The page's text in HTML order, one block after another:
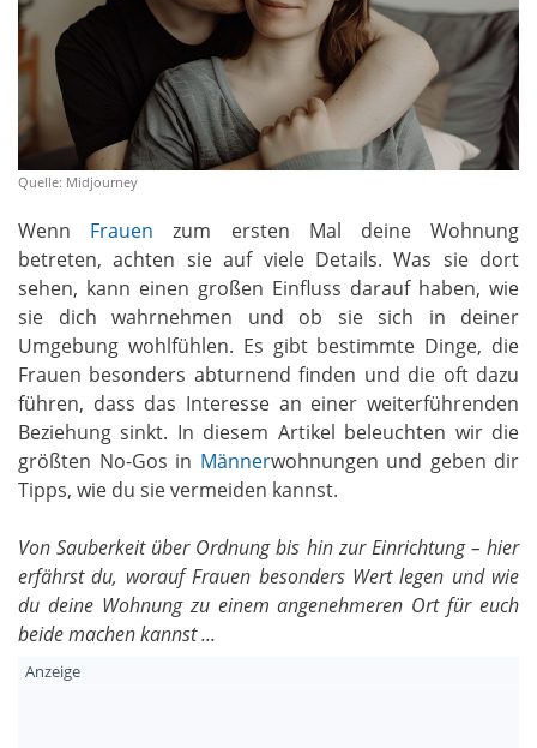
Quelle: Midjourney
Wenn Frauen zum ersten Mal deine Wohnung
betreten, achten sie auf viele Details. Was sie dort
sehen, kann einen großen Einfluss darauf haben, wie
sie dich wahrnehmen und ob sie sich in deiner
Umgebung wohlfühlen. Es gibt bestimmte Dinge, die
Frauen besonders abturnend finden und die oft dazu
führen, dass das Interesse an einer weiterführenden
Beziehung sinkt. In diesem Artikel beleuchten wir die
größten No-Gos in Männerwohnungen und geben dir
Tipps, wie du sie vermeiden kannst.
Von Sauberkeit über Ordnung bis hin zur Einrichtung – hier
erfährst du, worauf Frauen besonders Wert legen und wie
du deine Wohnung zu einem angenehmeren Ort für euch
beide machen kannst ...